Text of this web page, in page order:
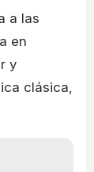
a las
en
y
clásica,